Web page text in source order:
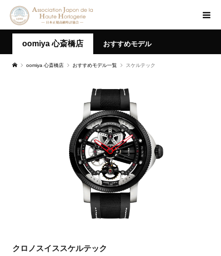
oomiya 心斎橋店 おすすめモデル
oomiya 心斎橋店 おすすめモデル一覧 スケルテック
クロノスイススケルテック